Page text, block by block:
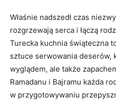
Właśnie nadszedł⁤ czas
⁣rozgrzewają serca i łączą⁣
Turecka kuchnia świąteczna
sztuce serwowania deserów,⁣
wyglądem, ‌ale także⁢
Ramadanu ‍i Bajramu każda
‌w​ przygotowywaniu